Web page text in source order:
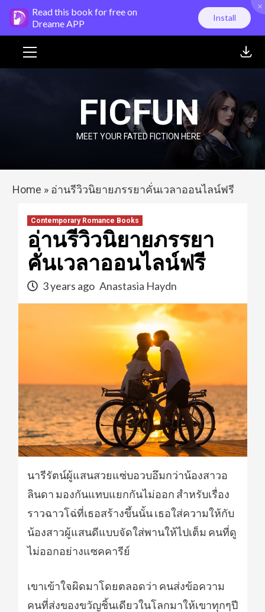
Skip
content
Read this book for free on
Dreame APP
Install
×
Menu
FICFUN
MEET YOUR FATED FICTION HERE
Home » อ่านรีวิวนิยายภรรยาคั่นเวลาออนไลน์ฟรี
Contemporary Romance Books
อ่านรีวิวนิยายภรรยา
คั่นเวลาออนไลน์ฟรี
3 years ago Anastasia Haydn
นารีรัตน์ผู้แสนสวยแซ่บอวบอึมกว่าน้องสาวอ
ลินดา มองกันแทบแยกกันไม่ออก สำหรับเรื่อง
ราวฉาวโฉ่ที่เธอสร้างขึ้นนั้น เธอใส่ความให้กับ
น้องสาวผู้แสนดีแบบจัดใส่พานให้ไปเต็ม คนที่ดู
ไม่ออกอย่างแซคคารีย์
เขาเข้าใจผิดมาโดยตลอดว่า คนส่งข้อความ
คนที่ส่งของขวัญชิ้นเดียวในโลกมาให้เขาทุกๆปี